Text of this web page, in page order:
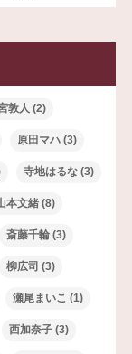
敦人 (2)
原田マハ(3)
寺地はるな(3)
本文緒(8)
斎藤千輪(3)
柳広司 (3)
瀬尾まいこ (1)
西加奈子(3)